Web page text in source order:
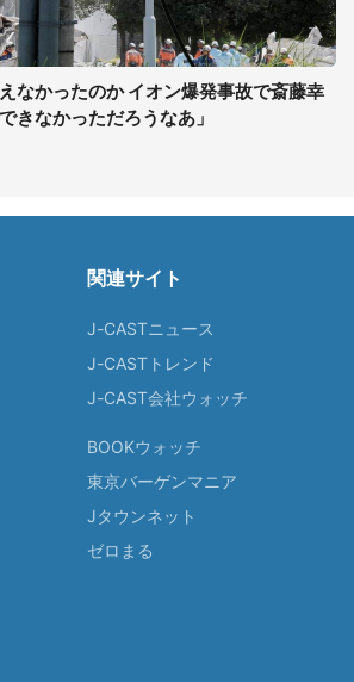
なかったのか イオン爆発事故で斎藤幸
きなかっただろうなあ」
関連サイト
J-CASTニュース
J-CASTトレンド
J-CAST会社ウォッチ
BOOKウォッチ
東京バーゲンマニア
Jタウンネット
ゼロまる